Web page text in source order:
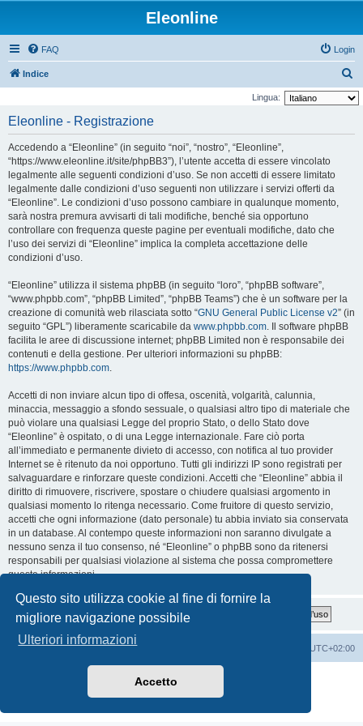
Questo sito utilizza cookie al fine di fornire la
migliore navigazione possibile
Ulteriori informazioni
Accetto
Eleonline
FAQ Login
Indice
e
Lingua:
Eleonline - Registrazione
Accedendo a “Eleonline” (in seguito “noi”, “nostro”, “Eleonline”,
“https://www.eleonline.it/site/phpBB3”), l’utente accetta di essere vincolato
legalmente alle seguenti condizioni d’uso. Se non accetti di essere limitato
legalmente dalle condizioni d’uso seguenti non utilizzare i servizi offerti da
“Eleonline”. Le condizioni d’uso possono cambiare in qualunque momento,
sarà nostra premura avvisarti di tali modifiche, benché sia opportuno
controllare con frequenza queste pagine per eventuali modifiche, dato che
l’uso dei servizi di “Eleonline” implica la completa accettazione delle
condizioni d’uso.
“Eleonline” utilizza il sistema phpBB (in seguito “loro”, “phpBB software”,
“www.phpbb.com”, “phpBB Limited”, “phpBB Teams”) che è un software per la
creazione di comunità web rilasciata sotto “GNU General Public License v2” (in
seguito “GPL”) liberamente scaricabile da www.phpbb.com. Il software phpBB
facilita le aree di discussione internet; phpBB Limited non è responsabile dei
contenuti e della gestione. Per ulteriori informazioni su phpBB:
https://www.phpbb.com.
Accetti di non inviare alcun tipo di offesa, oscenità, volgarità, calunnia,
minaccia, messaggio a sfondo sessuale, o qualsiasi altro tipo di materiale che
può violare una qualsiasi Legge del proprio Stato, o dello Stato dove
“Eleonline” è ospitato, o di una Legge internazionale. Fare ciò porta
all’immediato e permanente divieto di accesso, con notifica al tuo provider
Internet se è ritenuto da noi opportuno. Tutti gli indirizzi IP sono registrati per
salvaguardare e rinforzare queste condizioni. Accetti che “Eleonline” abbia il
diritto di rimuovere, riscrivere, spostare o chiudere qualsiasi argomento in
qualsiasi momento lo ritenga necessario. Come fruitore di questo servizio,
accetti che ogni informazione (dato personale) tu abbia inviato sia conservata
in un database. Al contempo queste informazioni non saranno divulgate a
nessuno senza il tuo consenso, né “Eleonline” o phpBB sono da ritenersi
responsabili per qualsiasi violazione al sistema che possa compromettere
queste informazioni.
Indice UTC+02:00
phpBB
® Forum Software © phpBB Limited